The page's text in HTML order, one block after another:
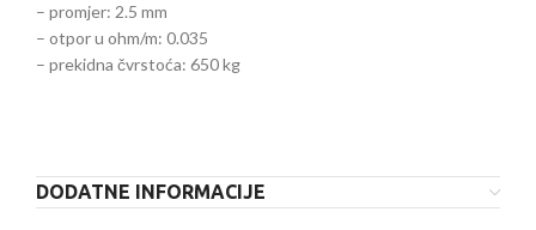
– promjer: 2.5 mm
– otpor u ohm/m: 0.035
– prekidna čvrstoća: 650 kg
DODATNE INFORMACIJE